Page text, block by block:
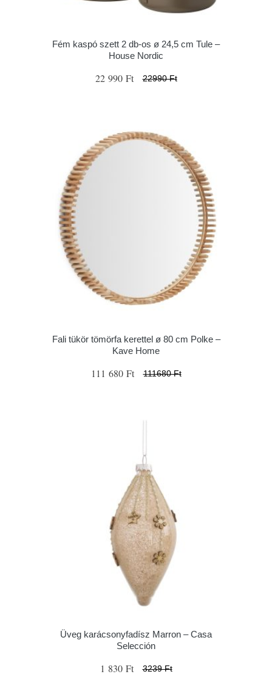
Fém kaspó szett 2 db-os ø 24,5 cm Tule –
House Nordic
22 990 Ft 22990 Ft
Fali tükör tömörfa kerettel ø 80 cm Polke –
Kave Home
111 680 Ft 111680 Ft
Üveg karácsonyfadísz Marron – Casa
Selección
1 830 Ft 3239 Ft